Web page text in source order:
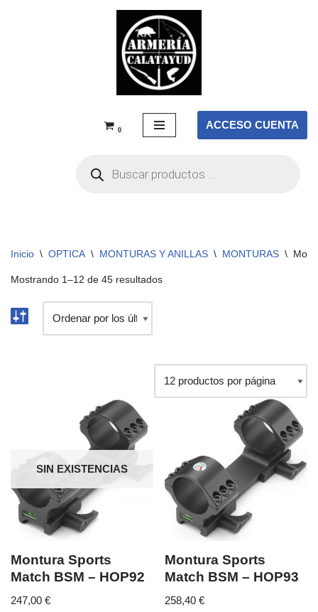
0 ACCESO CUENTA
Inicio \ OPTICA \ MONTURAS Y ANILLAS \ MONTURAS \
Mostrando 1–12 de 45 resultados
SIN EXISTENCIAS
Montura Sports
Match BSM – HOP92
247,00 €
Montura Sports
Match BSM – HOP93
258,40€